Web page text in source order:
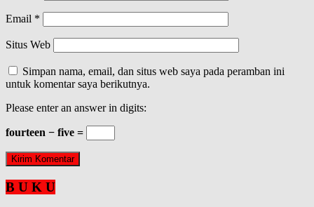
Email *
Situs Web
Simpan nama, email, dan situs web saya pada peramban ini
untuk komentar saya berikutnya.
Please enter an answer in digits:
fourteen − five =
B U K U